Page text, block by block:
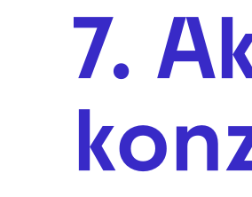
7.